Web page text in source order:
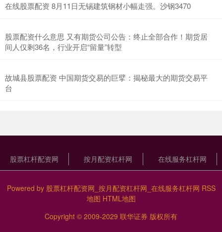
在线股票配资 8月11日无锡建筑钢材小幅走强。沙钢3470
股票配资什么意思 又有期货公司公告：终止全部合作！期货居
间人仅剩36名，行业开启“留量”转型
故城县股票配资 中国期货交易的巨擘：揭秘最大的期货交易平
台
股票杠杆配资网 按月配资杠杆网 在线服务杠杆网
Powered by 股票杠杆配资网_按月配资杠杆网_在线服务杠杆网 RSS
地图 HTML地图
Copyright © 2009-2029 联华证券 版权所有